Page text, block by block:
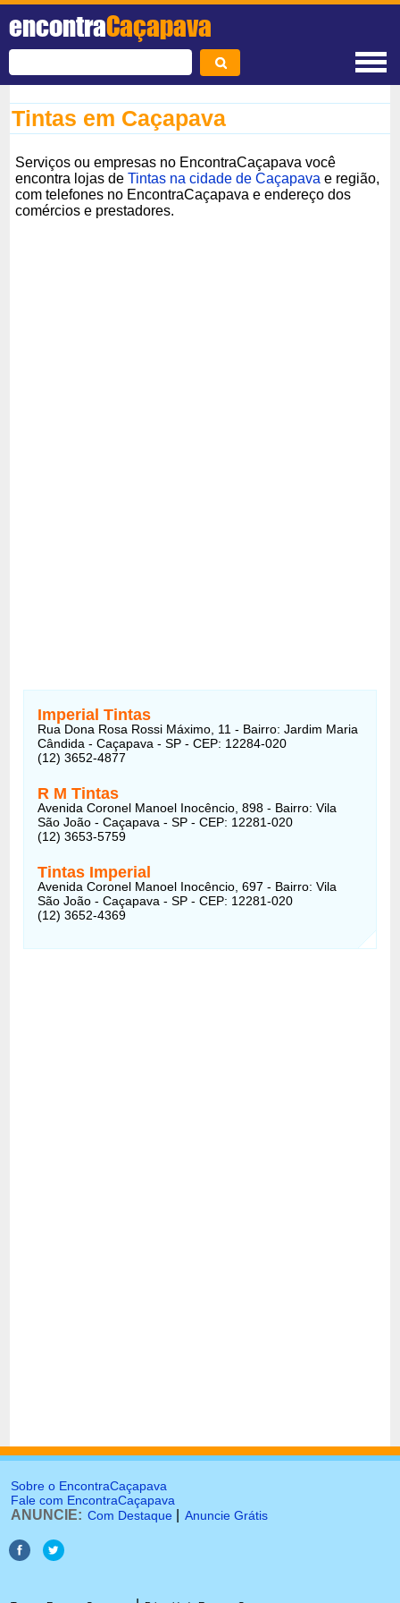
encontraCaçapava
Tintas em Caçapava
Serviços ou empresas no EncontraCaçapava você
encontra lojas deTintas na cidade de Caçapava e região,
com telefones no EncontraCaçapava e endereço dos
comércios e prestadores.
Imperial Tintas
Rua Dona Rosa Rossi Máximo, 11 - Bairro: Jardim Maria
Cândida - Caçapava - SP - CEP: 12284-020
(12) 3652-4877
R M Tintas
Avenida Coronel Manoel Inocêncio, 898 - Bairro: Vila
São João - Caçapava - SP - CEP: 12281-020
(12) 3653-5759
Tintas Imperial
Avenida Coronel Manoel Inocêncio, 697 - Bairro: Vila
São João - Caçapava - SP - CEP: 12281-020
(12) 3652-4369
Sobre o EncontraCaçapava
Fale com EncontraCaçapava
ANUNCIE: Com Destaque Anuncie Grátis